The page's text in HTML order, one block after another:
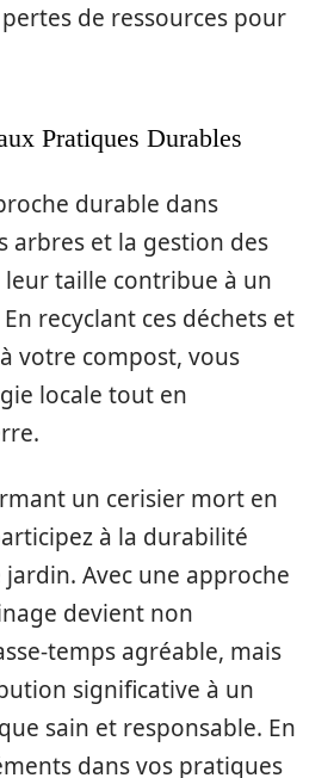
de ressources pour
Pratiques Durables
durable dans
arbres et la gestion des
leur taille contribue à un
recyclant ces déchets et
votre compost, vous
locale tout en
un cerisier mort en
à la durabilité
Avec une approche
devient non
temps agréable, mais
significative à un
sain et responsable. En
dans vos pratiques